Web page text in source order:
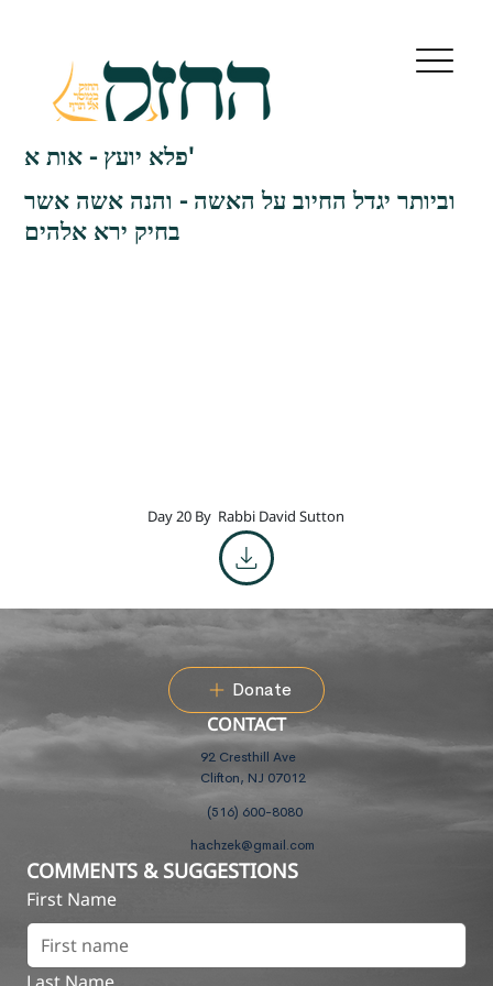
פלא יועץ - אות א'
וביותר יגדל החיוב על האשה - והנה אשה אשר
בחיק ירא אלהים
Day 20 By Rabbi David Sutton
Donate
CONTACT
92 Cresthill Ave
Clifton, NJ 07012
(516) 600-8080
hachzek@gmail.com
COMMENTS & SUGGESTIONS
First Name